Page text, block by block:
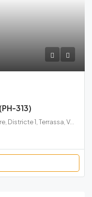
313)
Carrer de Tobella Pi de la Serra, Centre, Districte 1, Terrassa, Vallès Occidental, Barcelona, Catalunya, 08221, España